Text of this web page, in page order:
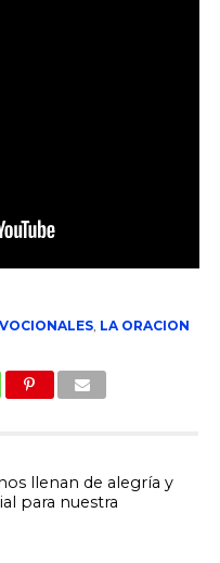
, LA ORACION
llenan de alegría y
para nuestra